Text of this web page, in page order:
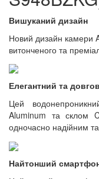
Вишуканий дизайн
Новий дизайн камери
витонченого та
Елегантний та
Цей
Aluminum та склом
одночасно надійним
Найтонший